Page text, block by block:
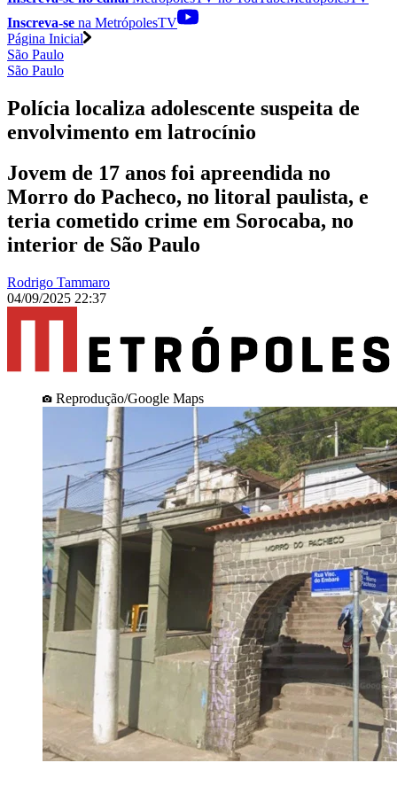
Inscreva-se na MetrópolesTV
Página Inicial
São Paulo
São Paulo
Polícia localiza adolescente suspeita de
envolvimento em latrocínio
Jovem de 17 anos foi apreendida no
Morro do Pacheco, no litoral paulista, e
teria cometido crime em Sorocaba, no
interior de São Paulo
Rodrigo Tammaro
04/09/2025 22:37
Reprodução/Google Maps